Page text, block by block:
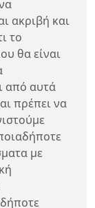
ακριβή και
το
θα είναι
από αυτά
πρέπει να
με